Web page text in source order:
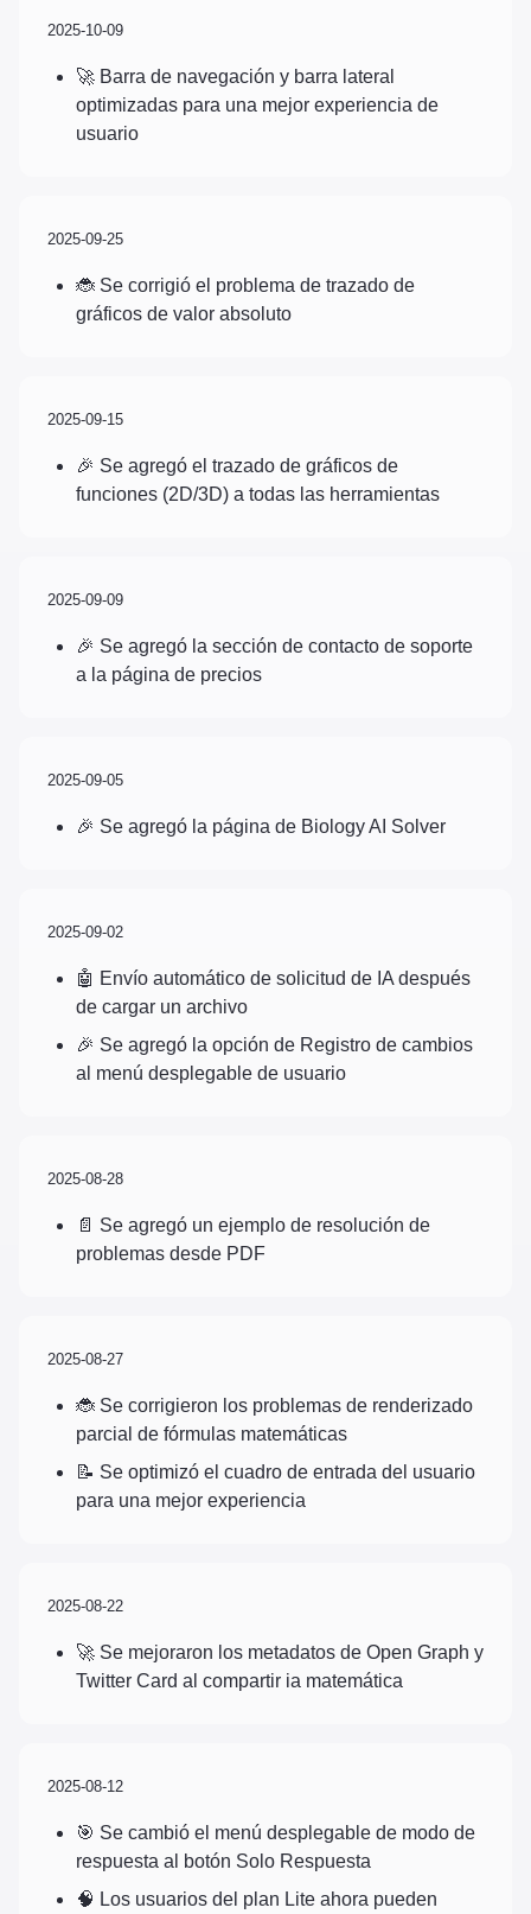
2025-10-09
🚀 Barra de navegación y barra lateral
optimizadas para una mejor experiencia de
usuario
2025-09-25
🐞 Se corrigió el problema de trazado de
gráficos de valor absoluto
2025-09-15
🎉 Se agregó el trazado de gráficos de
funciones (2D/3D) a todas las herramientas
2025-09-09
🎉 Se agregó la sección de contacto de soporte
a la página de precios
2025-09-05
🎉 Se agregó la página de Biology AI Solver
2025-09-02
🤖 Envío automático de solicitud de IA después
de cargar un archivo
🎉 Se agregó la opción de Registro de cambios
al menú desplegable de usuario
2025-08-28
📄 Se agregó un ejemplo de resolución de
problemas desde PDF
2025-08-27
🐞 Se corrigieron los problemas de renderizado
parcial de fórmulas matemáticas
📝 Se optimizó el cuadro de entrada del usuario
para una mejor experiencia
2025-08-22
🚀 Se mejoraron los metadatos de Open Graph y
Twitter Card al compartir ia matemática
2025-08-12
🎯 Se cambió el menú desplegable de modo de
respuesta al botón Solo Respuesta
🧠 Los usuarios del plan Lite ahora pueden